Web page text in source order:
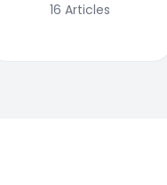
16 Articles